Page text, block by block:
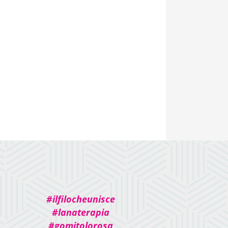
#ilfilocheunisce
#lanaterapia
#gomitolorosa